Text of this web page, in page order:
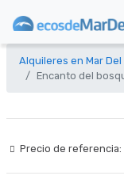
Alquileres en Mar Del
Encanto del
Precio de referencia: